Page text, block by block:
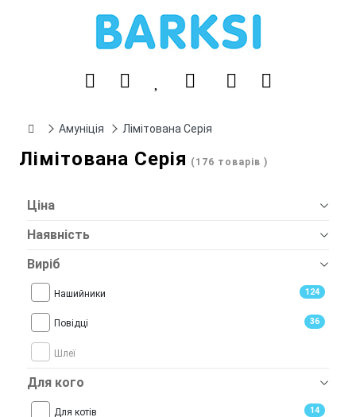
Амуніція Лімітована Серія
Лімітована Серія (176 товарів )
Ціна
Наявність
Виріб
Нашийники 124
Повідці 36
Шлеї
Для кого
Для котів 14